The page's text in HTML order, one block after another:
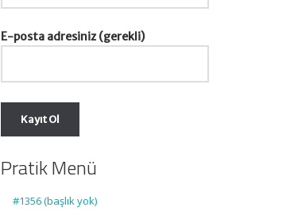
E-posta adresiniz (gerekli)
Pratik Menü
#1356 (başlık yok)